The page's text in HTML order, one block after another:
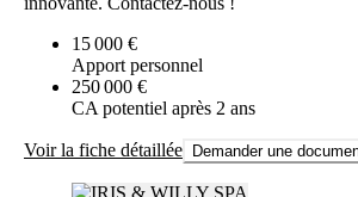
15 000 €
Apport personnel
250 000 €
CA potentiel après 2 ans
Voir la fiche détaillée Demander une